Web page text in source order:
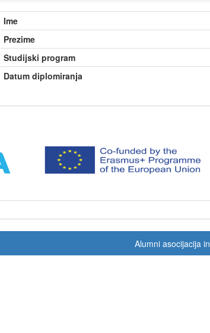
Ime
Prezime
Studijski program
Datum diplomiranja
Alumni asocijacija